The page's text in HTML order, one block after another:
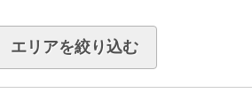
エリアを絞り込む